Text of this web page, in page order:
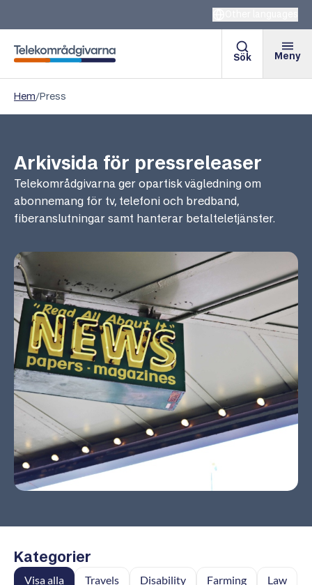
Telekområdgivarna
Sök Meny
Hem/Press
Arkivsida för pressreleaser
Telekområdgivarna ger opartisk vägledning om
abonnemang för tv, telefoni och bredband,
fiberanslutningar samt hanterar betalteletjänster.
Kategorier
Visa alla Travels Disability Farming
Law